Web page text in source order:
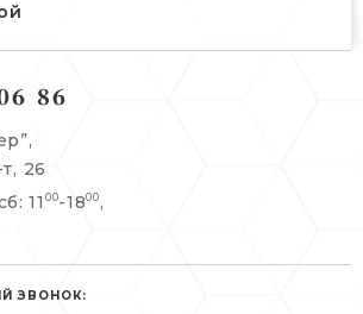
Кутузовский пр-т, 26
86
e.ru
20:00
43
e.ru
19:00
86
26
11 00-1800 ,
ЗВОНОК: